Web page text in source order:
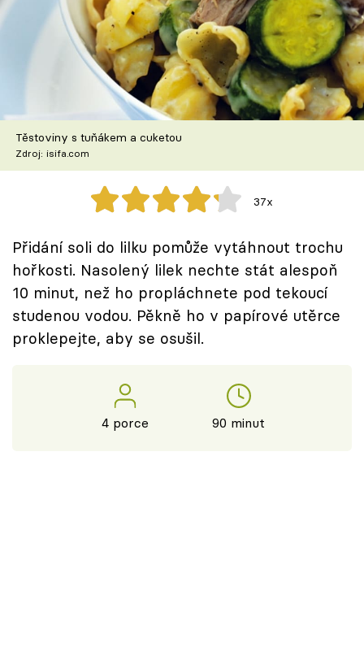
Články
TV Program
Škola vaření
Recepty z TV
Speciál: Cuketa
Těhotnej kuchař
Sledujte prima+
Přihlášení
Těstoviny s tuňákem a cuketou
Zdroj: isifa.com
37x
Přidání soli do lilku pomůže vytáhnout trochu
hořkosti. Nasolený lilek nechte stát alespoň
10 minut, než ho propláchnete pod tekoucí
studenou vodou. Pěkně ho v papírové utěrce
proklepejte, aby se osušil.
4 porce 90 minut